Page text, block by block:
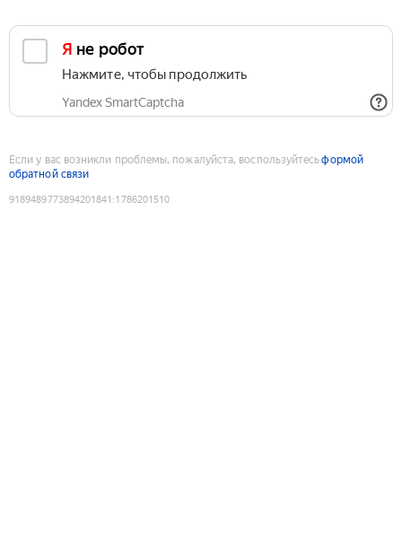
Я не робот
Нажмите, чтобы продолжить
Yandex SmartCaptcha
Если у вас возникли проблемы, пожалуйста, воспользуйтесьформой
обратной связи
9189489773894201841 :1786201510